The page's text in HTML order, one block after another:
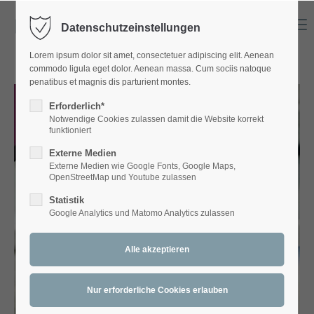
Login
Benutzername
Passwort
Anmelden
Support
Lorem ipsum dolor sit amet:
Datenschutzeinstellungen
Lorem ipsum dolor sit amet, consectetuer adipiscing elit. Aenean
commodo ligula eget dolor. Aenean massa. Cum sociis natoque
penatibus et magnis dis parturient montes.
Erforderlich*
Notwendige Cookies zulassen damit die Website korrekt
funktioniert
Externe Medien
Externe Medien wie Google Fonts, Google Maps,
OpenStreetMap und Youtube zulassen
Statistik
Google Analytics und Matomo Analytics zulassen